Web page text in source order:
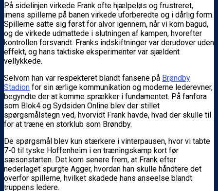
På sidelinjen virkede Frank ofte hjælpeløs og frustreret,
imens spillerne på banen virkede uforberedte og i dårlig form.
Spillerne satte sig først for alvor igennem, når vi kom bagud,
og de virkede udmattede i slutningen af kampen, hvorefter
kontrollen forsvandt. Franks indskiftninger var derudover uden
effekt, og hans taktiske eksperimenter var sjældent
vellykkede.
Selvom han var respekteret blandt fansene på Brøndby
Stadion for sin ærlige kommunikation og moderne lederevner,
begyndte der at komme sprækker i fundamentet. På fanfora
som Blok4 og Sydsiden Online blev der stillet
spørgsmålstegn ved, hvorvidt Frank havde, hvad der skulle til
for at træne en storklub som Brøndby.
De spørgsmål blev kun stærkere i vinterpausen, hvor vi tabte
7-0 til tyske Hoffenheim i en træningskamp kort før
sæsonstarten. Det kom senere frem, at Frank efter
nederlaget spurgte Agger, hvordan han skulle håndtere det
overfor spillerne, hvilket skadede hans anseelse blandt
truppens ledere.